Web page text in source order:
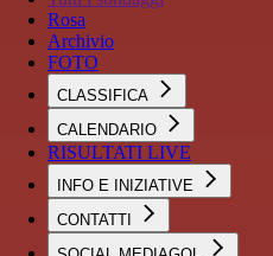
Rosa
Archivio
FOTO
CLASSIFICA
CALENDARIO
RISULTATI LIVE
INFO E INIZIATIVE
CONTATTI